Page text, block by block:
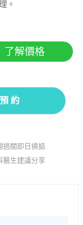
。
了解價格
約
過關即日搞掂
醫生建議分享